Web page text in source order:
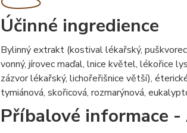
Účinné ingredience
Bylinný extrakt (kostival lékařský,
vonný, jírovec maďal, lnice květel, lékořice
zázvor lékařský, lichořeřišnice větší),
tymiánová, skořicová, rozmarýnová,
Příbalové informace -